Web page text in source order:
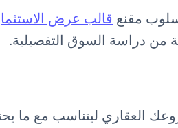
مقنع قالب عرض
من دراسة السوق التفصيلية.
العقاري ليتناسب مع ما